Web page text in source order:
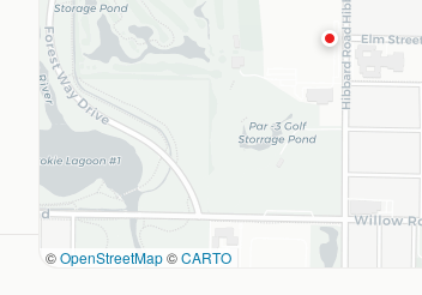
©OpenStreetMap©CARTO